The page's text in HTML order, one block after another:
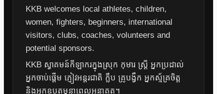
KKB welcomes local athletes, children,
women, fighters, beginners, international
visitors, clubs, coaches, volunteers and
potential sponsors.
KKB ស្វាគមន៍កីឡាករក្នុងស្រុក កុមារ ស្ត្រី អ្នកប្រដាល់
អ្នកចាប់ផ្តើម ភ្ញៀវអន្តរជាតិ ក្លឹប គ្រូបង្វឹក អ្នកស្ម័គ្រចិត្ត
និងអ្នកឧបត្ថម្ភនាពេលអនាគត។